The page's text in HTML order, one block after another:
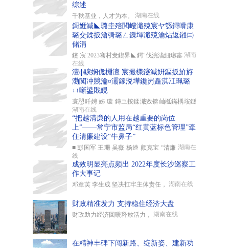
综述
千秋基业，人才为本。 湖南在线
鎶娾滅◣璐圭殕閲嶁濈殑宸ヤ綔鐞嗗康
璐交鍒扳滄彁璐ㄥ鏁堚濈殑瀹炶返鎺㈢
储涓
鑳 宸 2023骞村叏鍥界◣鍔″伐浣滀細璁寚 湖南
在线
澶ф睙娴佹棩澶 宸撮櫟鑳滅姸鏂扳斺斿
渤闃冲競瀹¤灞鎵涚墷鑱岃矗淇冮珮璐
ㄩ噺鍙戝睍
寰愬吀娉 姊 璇 鏄ユ按鍒濈敓锛屾槬鏋楀垵鐩
湖南在线
“把越清廉的人用在越重要的岗位
上”——常宁市监局“红黄蓝标色管理”牵
住清廉建设“牛鼻子”
■ 彭国军 王珊 吴薇 杨逵 颜克宝 “清廉 湖南在
线
成效明显亮点频出 2022年度长沙巡察工
作大事记
邓章芙 李生成 坚决扛牢主体责任， 湖南在线
财政精准发力 支持稳住经济大盘
财政助力经济回暖释放活力， 湖南在线
在精神丰碑下闯新路、绽新姿、建新功